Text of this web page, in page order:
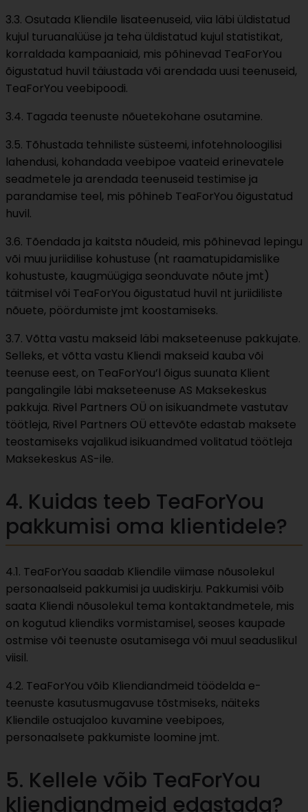
3.3. Osutada Kliendile lisateenuseid, viia läbi üldistatud
kujul turuanalüüse ja teha üldistatud kujul statistikat,
korraldada kampaaniaid, mis põhinevad TeaForYou
õigustatud huvil täiustada või arendada uusi teenuseid,
TeaForYou veebipoodi.
3.4. Tagada teenuste nõuetekohane osutamine.
3.5. Tõhustada tehniliste süsteemi, infotehnoloogilisi
lahendusi, kohandada veebipoe vaateid erinevatele
seadmetele ja arendada teenuseid testimise ja
parandamise teel, mis põhineb TeaForYou õigustatud
huvil.
3.6. Tõendada ja kaitsta nõudeid, mis põhinevad lepingu
või muu juriidilise kohustuse (nt raamatupidamislike
kohustuste, kaugmüügiga seonduvate nõute jmt)
täitmisel või TeaForYou õigustatud huvil nt juriidiliste
nõuete, pöördumiste jmt koostamiseks.
3.7. Võtta vastu makseid läbi makseteenuse pakkujate.
Selleks, et võtta vastu Kliendi makseid kauba või
teenuse eest, on TeaForYou’l õigus suunata Klient
pangalingile läbi makseteenuse AS Maksekeskus
pakkuja. Rivel Partners OÜ on isikuandmete vastutav
töötleja, Rivel Partners OÜ ettevõte edastab maksete
teostamiseks vajalikud isikuandmed volitatud töötleja
Maksekeskus AS-ile.
4. Kuidas teeb TeaForYou
pakkumisi oma klientidele?
4.1. TeaForYou saadab Kliendile viimase nõusolekul
personaalseid pakkumisi ja uudiskirju. Pakkumisi võib
saata Kliendi nõusolekul tema kontaktandmetele, mis
on kogutud kliendiks vormistamisel, seoses kaupade
ostmise või teenuste osutamisega või muul seaduslikul
viisil.
4.2. TeaForYou võib Kliendiandmeid töödelda e-
teenuste kasutusmugavuse tõstmiseks, näiteks
Kliendile ostuajaloo kuvamine veebipoes,
personaalsete pakkumiste loomine jmt.
5. Kellele võib TeaForYou
kliendiandmeid edastada?